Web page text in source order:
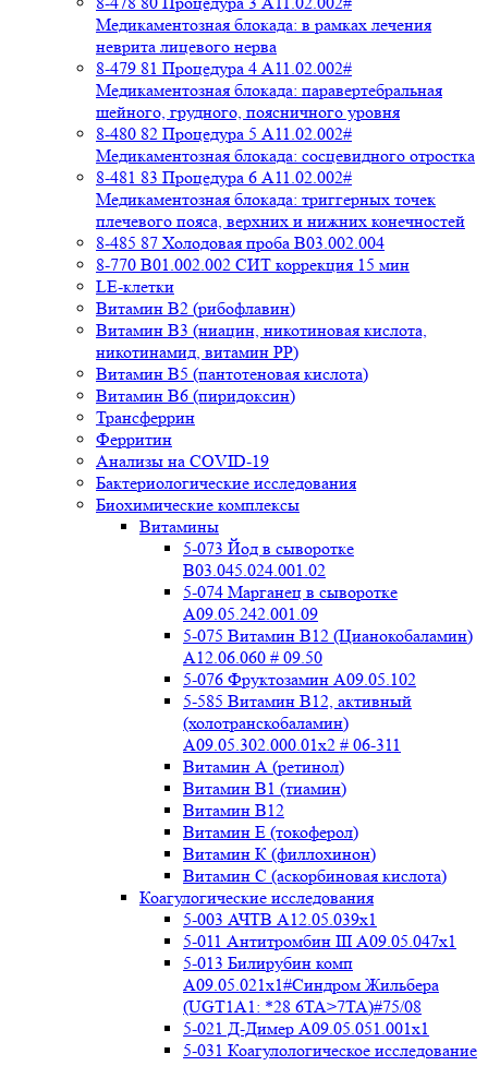
Медикаментозная блокада: в рамках лечения
неврита лицевого нерва
8-479 81 Процедура 4 A11.02.002#
Медикаментозная блокада: паравертебральная
шейного, грудного, поясничного уровня
8-480 82 Процедура 5 A11.02.002#
Медикаментозная блокада: сосцевидного отростка
8-481 83 Процедура 6 A11.02.002#
Медикаментозная блокада: триггерных точек
плечевого пояса, верхних и нижних конечностей
8-485 87 Холодовая проба В03.002.004
8-770 B01.002.002 СИТ коррекция 15 мин
LE-клетки
Витамин В2 (рибофлавин)
Витамин В3 (ниацин, никотиновая кислота,
никотинамид, витамин PP)
Витамин В5 (пантотеновая кислота)
Витамин В6 (пиридоксин)
Трансферрин
Ферритин
Анализы на COVID-19
Бактериологические исследования
Биохимические комплексы
Витамины
5-073 Йод в сыворотке
B03.045.024.001.02
5-074 Марганец в сыворотке
A09.05.242.001.09
5-075 Витамин В12 (Цианокобаламин)
A12.06.060 # 09.50
5-076 Фруктозамин A09.05.102
5-585 Витамин B12, активный
(холотранскобаламин)
A09.05.302.000.01x2 # 06-311
Витамин А (ретинол)
Витамин В1 (тиамин)
Витамин В12
Витамин Е (токоферол)
Витамин К (филлохинон)
Витамин С (аскорбиновая кислота)
Коагулогические исследования
5-003 АЧТВ А12.05.039x1
5-011 Антитромбин III А09.05.047x1
5-013 Билирубин комп
A09.05.021x1#Синдром Жильбера
(UGT1A1: *28 6TA>7TA)#75/08
5-021 Д-Димер А09.05.051.001x1
5-031 Коагулологическое исследование